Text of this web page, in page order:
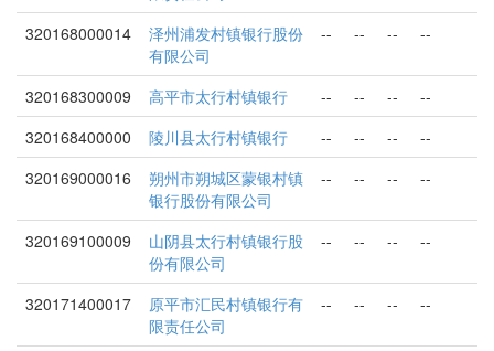
320168000014
泽州浦发村镇银行股份
有限公司
-- -- -- --
320168300009 高平市太行村镇银行 -- -- --
--
320168400000
陵川县太行村镇银行 -- -- --
--
320169000016
朔州市朔城区蒙银村镇
银行股份有限公司
-- -- -- --
320169100009
山阴县太行村镇银行股
份有限公司
-- -- -- --
320171400017
原平市汇民村镇银行有
限责任公司
-- -- -- --